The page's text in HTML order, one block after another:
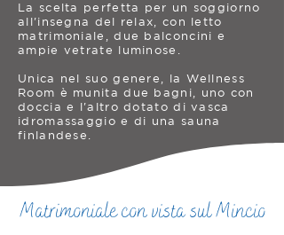
La scelta perfetta per un soggiorno
all'insegna del relax, con letto
matrimoniale, due balconcini e
ampie vetrate luminose.
Unica nel suo genere, la Wellness
Room è munita due bagni, uno con
doccia e l'altro dotato di vasca
idromassaggio e di una sauna
finlandese.
Matrimoniale con vista sul Mincio